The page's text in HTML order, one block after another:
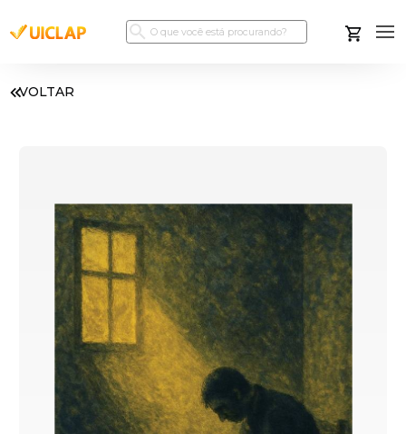
VOLTAR